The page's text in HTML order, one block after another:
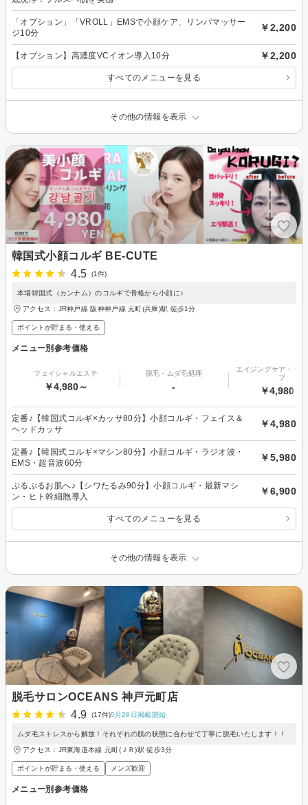
「オプション」「VROLL」EMSで小顔ケア、リンパマッサー
ジ10分
￥2,200
【オプション】高濃度VCイオン導入10分 ￥2,200
すべてのメニューを見る
その他の情報を表示
韓国式小顔コルギ BE-CUTE
4.5
(1件)
本場韓国式（カンナム）のコルギで骨格から小顔に♪
アクセス：JR神戸線 阪神神戸線 元町(兵庫)駅 徒歩1分
ポイントが貯まる・使える
メニュー別参考価格
フェイシャルエステ
￥4,980～
脱毛・ムダ毛処理
-
エイジングケア・リ
プ
￥4,980～
定番♪【韓国式コルギ×カッサ80分】小顔コルギ・フェイス＆
ヘッドカッサ
￥4,980
定番♪【韓国式コルギ×マシン80分】小顔コルギ・ラジオ波・
EMS・超音波60分
￥5,980
ぷるぷるお肌へ♪【シワたるみ90分】小顔コルギ・最新マシ
ン・ヒト幹細胞導入
￥6,900
すべてのメニューを見る
その他の情報を表示
脱毛サロンOCEANS 神戸元町店
4.9
(17件)5月29日掲載開始
ムダ毛ストレスから解放！それぞれの肌の状態に合わせて丁寧に脱毛いたします！！
アクセス：JR東海道本線 元町(ＪＲ)駅 徒歩3分
ポイントが貯まる・使える メンズ歓迎
メニュー別参考価格